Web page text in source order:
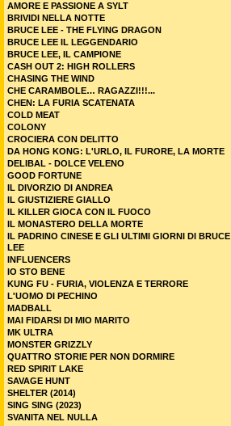
AMORE E PASSIONE A SYLT
BRIVIDI NELLA NOTTE
BRUCE LEE - THE FLYING DRAGON
BRUCE LEE IL LEGGENDARIO
BRUCE LEE, IL CAMPIONE
CASH OUT 2: HIGH ROLLERS
CHASING THE WIND
CHE CARAMBOLE… RAGAZZI!!!...
CHEN: LA FURIA SCATENATA
COLD MEAT
COLONY
CROCIERA CON DELITTO
DA HONG KONG: L'URLO, IL FURORE, LA MORTE
DELIBAL - DOLCE VELENO
GOOD FORTUNE
IL DIVORZIO DI ANDREA
IL GIUSTIZIERE GIALLO
IL KILLER GIOCA CON IL FUOCO
IL MONASTERO DELLA MORTE
IL PADRINO CINESE E GLI ULTIMI GIORNI DI BRUCE
LEE
INFLUENCERS
IO STO BENE
KUNG FU - FURIA, VIOLENZA E TERRORE
L'UOMO DI PECHINO
MADBALL
MAI FIDARSI DI MIO MARITO
MK ULTRA
MONSTER GRIZZLY
QUATTRO STORIE PER NON DORMIRE
RED SPIRIT LAKE
SAVAGE HUNT
SHELTER (2014)
SING SING (2023)
SVANITA NEL NULLA